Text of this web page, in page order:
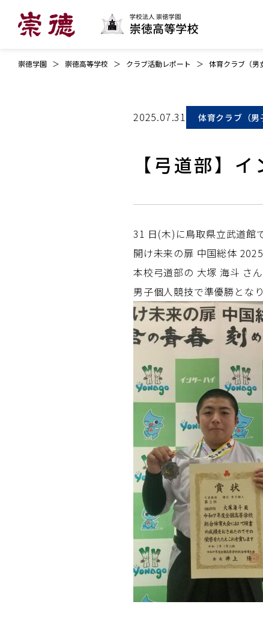
崇徳学園 崇徳高等学校 クラブ活動レポート 体育クラブ（男
2025.07.31 体育クラブ（男
【弓道部】
31 日(木)に鳥取県立武道館
開け未来の扉 中国総体
本校弓道部の 大塚 海斗 さ
男子個人競技で準優勝となり